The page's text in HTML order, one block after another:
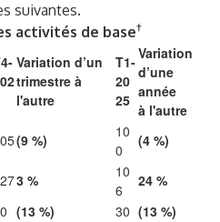
suivantes.
activités de base†
Variation d’un
trimestre à
l'autre
T1-
20
25
Variation
d’une
année
à l'autre
(9 %)
10
0
(4 %)
3 %
10
6
24 %
(13 %) 30 (13 %)